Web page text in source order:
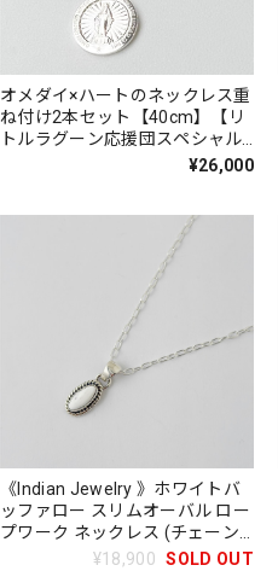
オメダイ×ハートのネックレス重
ね付け2本セット【40cm】【リ
トルラグーン応援団スペシャル
企画】【送料無料】★★¥26,000
《Indian Jewelry 》ホワイトバ
ッファロー スリムオーバル ロー
プワーク ネックレス (チェーン
¥18,900 SOLD OUT